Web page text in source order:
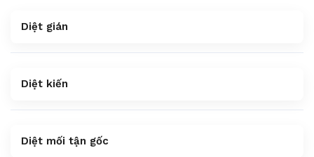
Diệt gián
Diệt kiến
Diệt mối tận gốc